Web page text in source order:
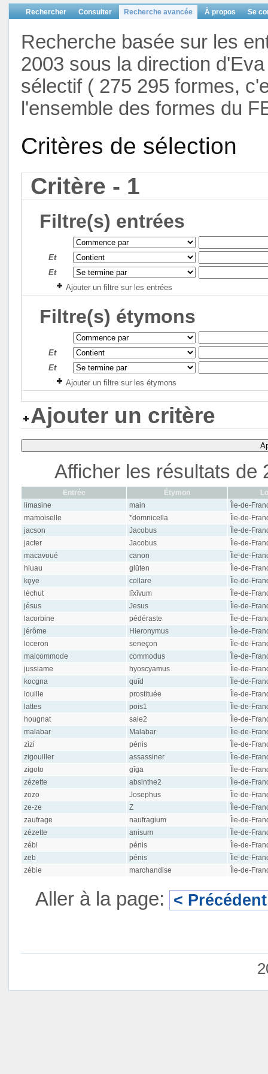
Rechercher Consulter Recherche avancée À propos Se
Recherche basée sur les
2003 sous la direction
sélectif ( 275 295 formes,
l'ensemble des formes du
Critères de sélection
Critère - 1
Filtre(s) entrées
Et
Et
Ajouter un filtre sur les entrées
Filtre(s) étymons
Et
Et
Ajouter un filtre sur les étymons
Ajouter un critère
Afficher les résultats de
Entrée Étymon
limasine
main
Île-de-
mamoiselle
*domnicella
Île-de-
jacson
Jacobus
Île-de-
jacter
Jacobus
Île-de-
macavoué
canon
Île-de-
hluau
glūten
Île-de-
kǫyẹ
collare
Île-de-
léchut
lĭxīvum
Île-de-
jésus
Jesus
Île-de-
lacorbine
pédéraste
Île-de-
jérôme
Hieronymus
Île-de-
loceron
seneçon
Île-de-
malcommode
commodus
Île-de-
jussiame
hyoscyamus
Île-de-
kocgna
quĭd
Île-de-
louille
prostituée
Île-de-
lattes
pois1
Île-de-
hougnat
sale2
Île-de-
malabar
Malabar
Île-de-
zizi
pénis
Île-de-
zigouiller
assassiner
Île-de-
zigoto
gîga
Île-de-
zézette
absinthe2
Île-de-
zozo
Josephus
Île-de-
ze-ze
Z
Île-de-
zaufrage
naufragium
Île-de-
zézette
anisum
Île-de-
zébi
pénis
Île-de-
zeb
pénis
Île-de-
zébie
marchandise Île-de-
Aller à la page: < Précédent